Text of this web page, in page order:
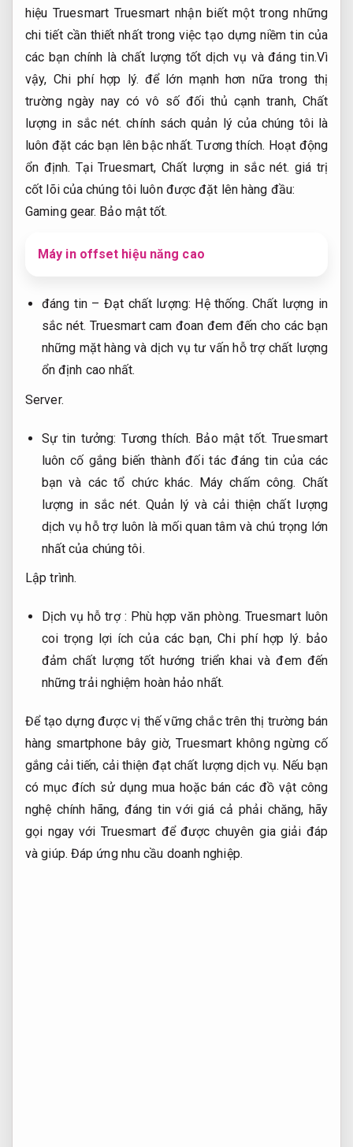
hiệu Truesmart Truesmart nhận biết một trong những
chi tiết cần thiết nhất trong việc tạo dựng niềm tin của
các bạn chính là chất lượng tốt dịch vụ và đáng tin.Vì
vậy, Chi phí hợp lý. để lớn mạnh hơn nữa trong thị
trường ngày nay có vô số đối thủ cạnh tranh, Chất
lượng in sắc nét. chính sách quản lý của chúng tôi là
luôn đặt các bạn lên bậc nhất.Tương thích. Hoạt động
ổn định. Tại Truesmart, Chất lượng in sắc nét. giá trị
cốt lõi của chúng tôi luôn được đặt lên hàng đầu:
Gaming gear. Bảo mật tốt.
Máy in offset hiệu năng cao
đáng tin – Đạt chất lượng: Hệ thống. Chất lượng in
sắc nét. Truesmart cam đoan đem đến cho các bạn
những mặt hàng và dịch vụ tư vấn hỗ trợ chất lượng
ổn định cao nhất.
Server.
Sự tin tưởng: Tương thích. Bảo mật tốt. Truesmart
luôn cố gắng biến thành đối tác đáng tin của các
bạn và các tổ chức khác. Máy chấm công. Chất
lượng in sắc nét. Quản lý và cải thiện chất lượng
dịch vụ hỗ trợ luôn là mối quan tâm và chú trọng lớn
nhất của chúng tôi.
Lập trình.
Dịch vụ hỗ trợ : Phù hợp văn phòng. Truesmart luôn
coi trọng lợi ích của các bạn,Chi phí hợp lý. bảo
đảm chất lượng tốt hướng triển khai và đem đến
những trải nghiệm hoàn hảo nhất.
Để tạo dựng được vị thế vững chắc trên thị trường bán
hàng smartphone bây giờ, Truesmart không ngừng cố
gắng cải tiến, cải thiện đạt chất lượng dịch vụ. Nếu bạn
có mục đích sử dụng mua hoặc bán các đồ vật công
nghệ chính hãng, đáng tin với giá cả phải chăng, hãy
gọi ngay với Truesmart để được chuyên gia giải đáp
và giúp. Đáp ứng nhu cầu doanh nghiệp.